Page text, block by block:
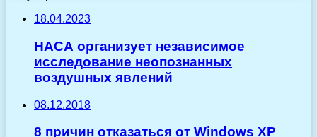
18.04.2023
НАСА организует независимое
исследование неопознанных
воздушных явлений
08.12.2018
8 причин отказаться от Windows XP